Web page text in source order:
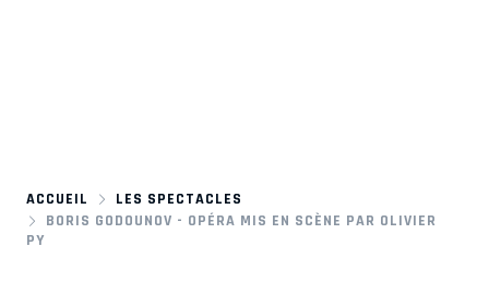
ACCUEIL
LES SPECTACLES
BORIS GODOUNOV - OPÉRA MIS EN SCÈNE PAR OLIVIER
PY